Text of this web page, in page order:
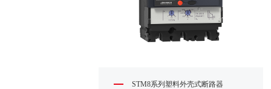
STM8系列塑料外壳式断路器